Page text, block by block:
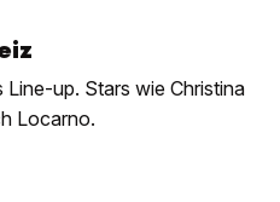
up. Stars wie Christina
Locarno.